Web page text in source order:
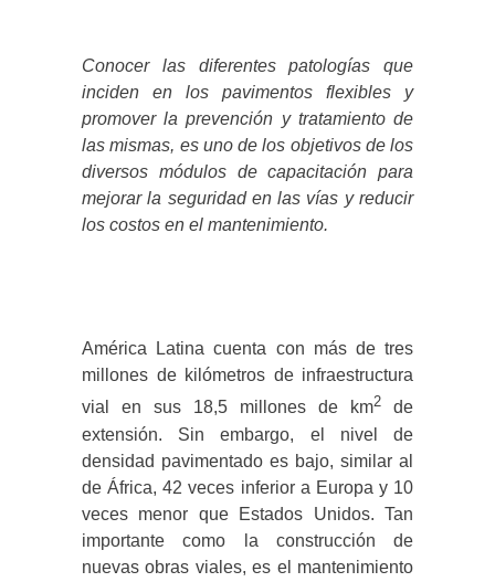
Conocer las diferentes patologías que
inciden en los pavimentos flexibles y
promover la prevención y tratamiento de
las mismas, es uno de los objetivos de los
diversos módulos de capacitación para
mejorar la seguridad en las vías y reducir
los costos en el mantenimiento.
América Latina cuenta con más de tres
millones de kilómetros de infraestructura
vial en sus 18,5 millones de km2 de
extensión. Sin embargo, el nivel de
densidad pavimentado es bajo, similar al
de África, 42 veces inferior a Europa y 10
veces menor que Estados Unidos. Tan
importante como la construcción de
nuevas obras viales, es el mantenimiento